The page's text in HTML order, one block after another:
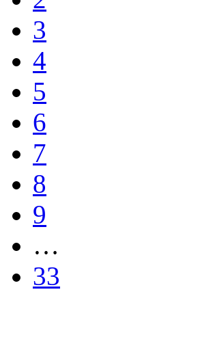
3
4
5
6
7
8
9
…
33